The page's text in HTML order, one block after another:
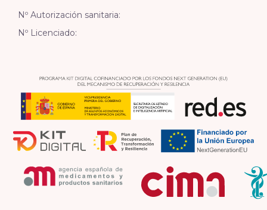
Nº Autorización sanitaria:
Nº Licenciado: